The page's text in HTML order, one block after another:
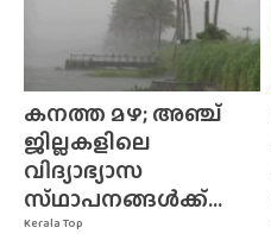
Kerala Top
കനത്ത മഴ; അഞ്ച്
ജില്ലകളിലെ
വിദ്യാഭ്യാസ
സ്‌ഥാപനങ്ങൾക്ക്‌...